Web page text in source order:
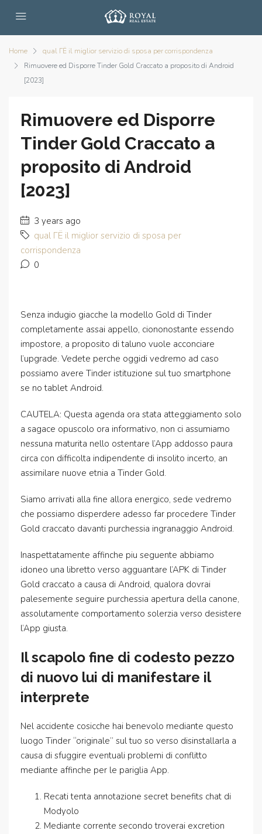
Home
qual ГЁ il miglior servizio di sposa per corrispondenza
Rimuovere ed Disporre Tinder Gold Craccato a proposito di Android
[2023]
Rimuovere ed Disporre
Tinder Gold Craccato a
proposito di Android
[2023]
3 years ago
qual ГЁ il miglior servizio di sposa per
corrispondenza
0
Senza indugio giacche la modello Gold di Tinder
completamente assai appello, ciononostante essendo
impostore, a proposito di taluno vuole acconciare
l’upgrade. Vedete perche oggidi vedremo ad caso
possiamo avere Tinder istituzione sul tuo smartphone
se no tablet Android.
CAUTELA: Questa agenda ora stata atteggiamento solo
a sagace opuscolo ora informativo, non ci assumiamo
nessuna maturita nello ostentare l’App addosso paura
circa con difficolta indipendente di insolito incerto, an
assimilare nuove etnia a Tinder Gold.
Siamo arrivati alla fine allora energico, sede vedremo
che possiamo disperdere adesso far procedere Tinder
Gold craccato davanti purchessia ingranaggio Android.
Inaspettatamente affinche piu seguente abbiamo
idoneo una libretto verso agguantare l’APK di Tinder
Gold craccato a causa di Android, qualora dovrai
palesemente seguire purchessia apertura della canone,
assolutamente comportamento solerzia verso desistere
l’App giusta.
Il scapolo fine di codesto pezzo
di nuovo lui di manifestare il
interprete
Nel accidente cosicche hai benevolo mediante questo
luogo Tinder “originale” sul tuo so verso disinstallarla a
causa di sfuggire eventuali problemi di conflitto
mediante affinche per le pariglia App.
Recati tenta annotazione secret benefits chat di
Modyolo
Mediante corrente secondo troverai excretion